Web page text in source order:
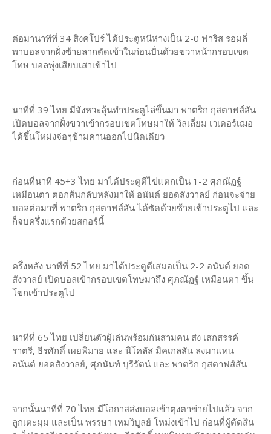
ต่อมานาทีที่ 34 สิงคโปร์ ได้ประตูหนีห่างเป็น 2-0 ฟาริส รอมลี่
พาบอลจากฝั่งซ้ายลากตัดเข้าในก่อนปั่นด้วยขวาหน้ากรอบเขต
โทษ บอลพุ่งเสียบเสาเข้าไป
นาทีที่ 39 ไทย มีจังหวะลุ้นทำประตูไล่ขึ้นมา พาตริก กุสตาฟส์สัน
เปิดบอลจากฝั่งขวาเข้ากรอบเขตโทษมาให้ วิลเลี่ยม เวเดอร์เฌอ
ได้ขึ้นโหม่งจ่อๆข้ามคานออกไปนิดเดียว
ก่อนที่นาที 45+3 ไทย มาได้ประตูตีไข่แตกเป็น 1-2 ศุภณัฏฐ์
เหมือนตา ตอกส้นกลับหลังมาให้ อนันต์ ยอดสังวาลย์ ก่อนจะจ่าย
บอลต่อมาที่ พาตริก กุสตาฟส์สัน ได้ซัดด้วยซ้ายเข้าประตูไป และ
ก็จบครึ่งแรกด้วยสกอร์นี้
ครึ่งหลัง นาทีที่ 52 ไทย มาได้ประตูตีเสมอเป็น 2-2 อนันต์ ยอด
สังวาลย์ เปิดบอลเข้ากรอบเขตโทษมาถึง ศุภณัฏฐ์ เหมือนตา ขึ้น
โขกเข้าประตูไป
นาทีที่ 65 ไทย เปลี่ยนตัวผู้เล่นพร้อมกันสามคน ส่ง เสกสรรค์
ราตรี, ธีรศักดิ์ เผยพิมาย และ นิโคลัส มิคเกลสัน ลงมาแทน
อนันต์ ยอดสังวาลย์, ศุภนันท์ บุรีรัตน์ และ พาตริก กุสตาฟส์สัน
จากนั้นนาทีที่ 70 ไทย มีโอกาสส่งบอลเข้าตุงตาข่ายไปแล้ว จาก
ลูกเตะมุม และเป็น พรรษา เหมวิบูลย์ โหม่งเข้าไป ก่อนที่ผู้ตัดสิน